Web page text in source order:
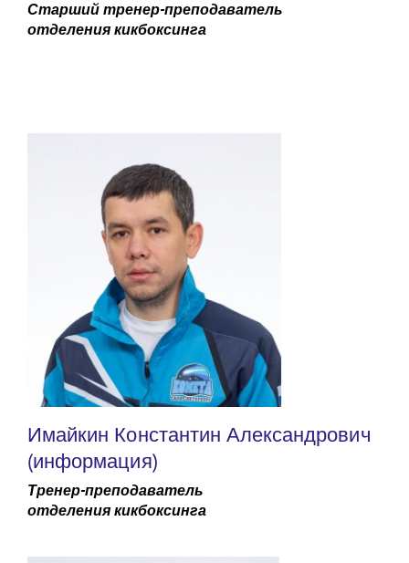
Старший тренер-преподаватель
отделения кикбоксинга
Имайкин Константин Александрович
(информация)
Тренер-преподаватель
отделения кикбоксинга